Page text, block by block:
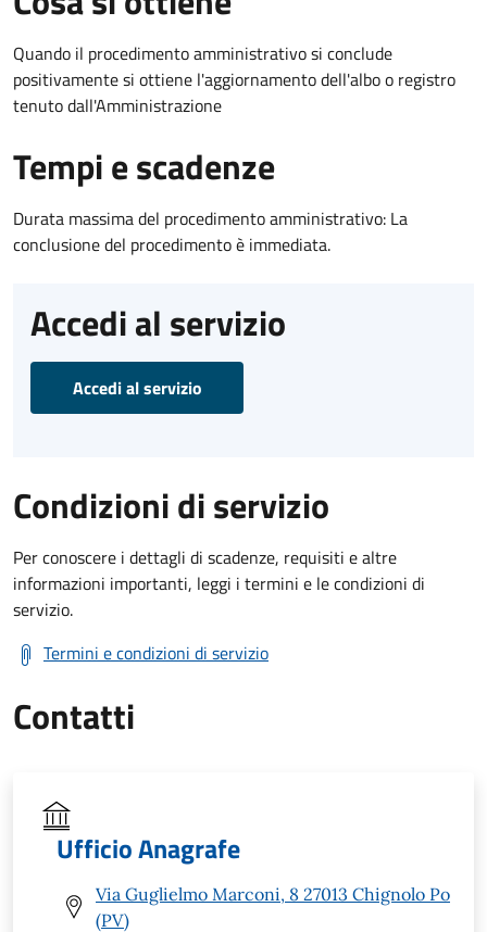
Quando il procedimento amministrativo si conclude
positivamente si ottiene l'aggiornamento dell'albo o registro
tenuto dall'Amministrazione
Tempi e scadenze
Durata massima del procedimento amministrativo: La
conclusione del procedimento è immediata.
Accedi al servizio
Accedi al servizio
Condizioni di servizio
Per conoscere i dettagli di scadenze, requisiti e altre
informazioni importanti, leggi i termini e le condizioni di
servizio.
Termini e condizioni di servizio
Contatti
Ufficio Anagrafe
Via Guglielmo Marconi, 8 27013 Chignolo Po
(PV)